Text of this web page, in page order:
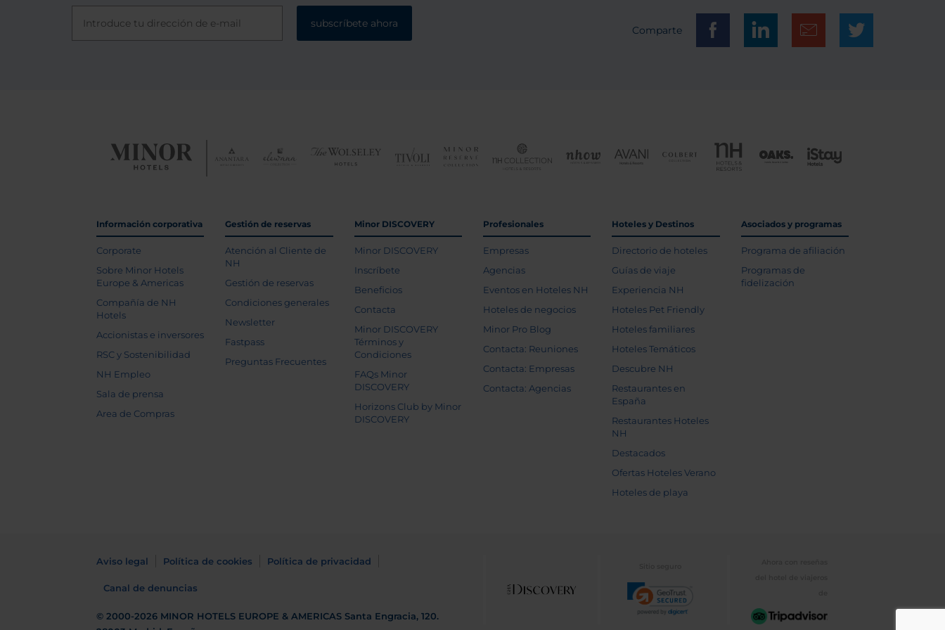
subscríbete ahora
Comparte
Información corporativa
Corporate
Sobre Minor Hotels
Europe & Americas
Compañía de NH
Hotels
Accionistas e inversores
RSC y Sostenibilidad
NH Empleo
Sala de prensa
Area de Compras
Gestión de reservas
Atención al Cliente de
NH
Gestión de reservas
Condiciones generales
Newsletter
Fastpass
Preguntas Frecuentes
Minor DISCOVERY
Minor DISCOVERY
Inscríbete
Beneficios
Contacta
Minor DISCOVERY
Términos y
Condiciones
FAQs Minor
DISCOVERY
Horizons Club by Minor
DISCOVERY
Profesionales
Empresas
Agencias
Eventos en Hoteles NH
Hoteles de negocios
Minor Pro Blog
Contacta: Reuniones
Contacta: Empresas
Contacta: Agencias
Hoteles y Destinos
Directorio de hoteles
Guías de viaje
Experiencia NH
Hoteles Pet Friendly
Hoteles familiares
Hoteles Temáticos
Descubre NH
Restaurantes en
España
Restaurantes Hoteles
NH
Destacados
Ofertas Hoteles Verano
Hoteles de playa
Asociados y programas
Programa de afiliación
Programas de
fidelización
Aviso legal Política de cookies Política de privacidad
Canal de denuncias
© 2000-2026 MINOR HOTELS EUROPE & AMERICAS Santa Engracia, 120.